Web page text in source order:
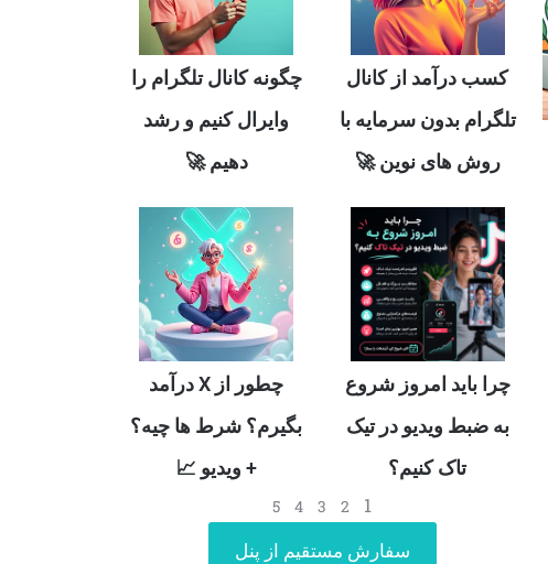
کسب درآمد از کانال
تلگرام بدون سرمایه با
روش های نوین 🚀
چگونه کانال تلگرام را
وایرال کنیم و رشد
دهیم 🚀
چرا باید امروز شروع
به ضبط ویدیو در تیک
تاک کنیم؟
چطور از X درآمد
بگیرم؟ شرط ها چیه؟
+ ویدیو 📈
1
2
3
4
5
سفارش مستقیم از پنل